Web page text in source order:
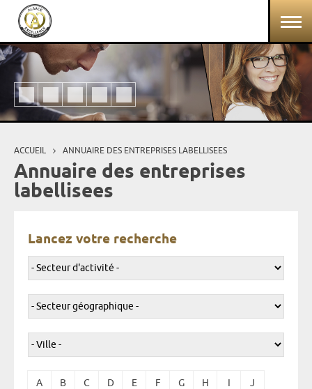
Aller au contenu principal
Vous êtes ici
ACCUEIL ANNUAIRE DES ENTREPRISES LABELLISEES
Annuaire des entreprises
labellisees
Lancez votre recherche
A B C D E F G H I J
Panneau de gestion des cookies